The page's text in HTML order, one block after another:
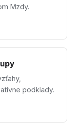
Mzdy.
podklady.